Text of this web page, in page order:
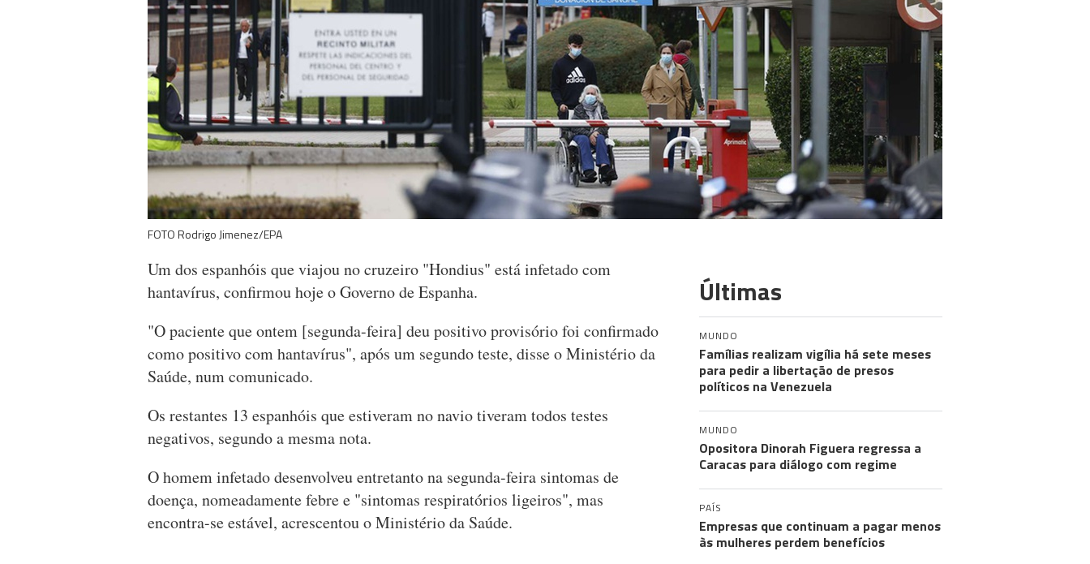
FOTO Rodrigo Jimenez/EPA
Um dos espanhóis que viajou no cruzeiro "Hondius" está infetado com
hantavírus, confirmou hoje o Governo de Espanha.
"O paciente que ontem [segunda-feira] deu positivo provisório foi confirmado
como positivo com hantavírus", após um segundo teste, disse o Ministério da
Saúde, num comunicado.
Os restantes 13 espanhóis que estiveram no navio tiveram todos testes
negativos, segundo a mesma nota.
O homem infetado desenvolveu entretanto na segunda-feira sintomas de
doença, nomeadamente febre e "sintomas respiratórios ligeiros", mas
encontra-se estável, acrescentou o Ministério da Saúde.
Últimas
MUNDO
Famílias realizam vigília há sete meses
para pedir a libertação de presos
políticos na Venezuela
MUNDO
Opositora Dinorah Figuera regressa a
Caracas para diálogo com regime
PAÍS
Empresas que continuam a pagar menos
às mulheres perdem benefícios